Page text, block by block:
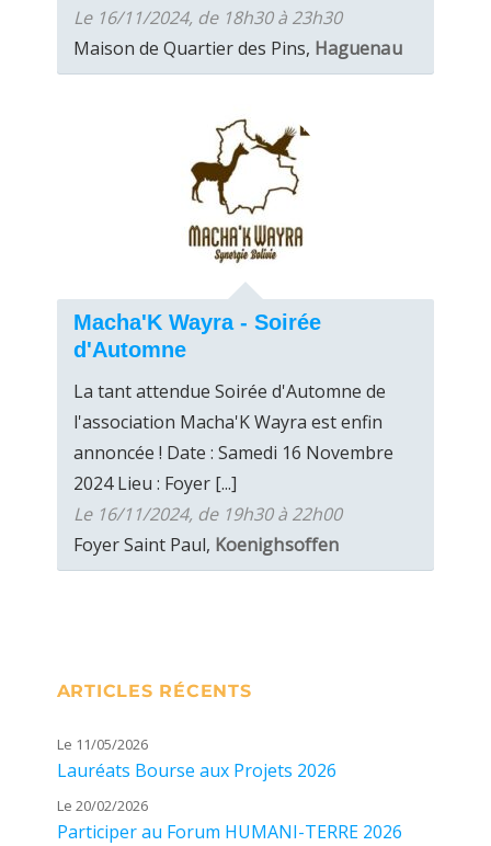
Le 16/11/2024, de 18h30 à 23h30
Maison de Quartier des Pins, Haguenau
Macha'K Wayra - Soirée
d'Automne
La tant attendue Soirée d'Automne de
l'association Macha'K Wayra est enfin
annoncée ! Date : Samedi 16 Novembre
2024 Lieu : Foyer [...]
Le 16/11/2024, de 19h30 à 22h00
Foyer Saint Paul, Koenighsoffen
ARTICLES RÉCENTS
Le 11/05/2026
Lauréats Bourse aux Projets 2026
Le 20/02/2026
Participer au Forum HUMANI-TERRE 2026